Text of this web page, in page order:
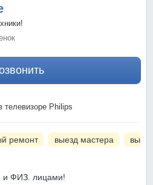
телевизоре Philips
ремонт выезд мастера
и ФИЗ. лицами!